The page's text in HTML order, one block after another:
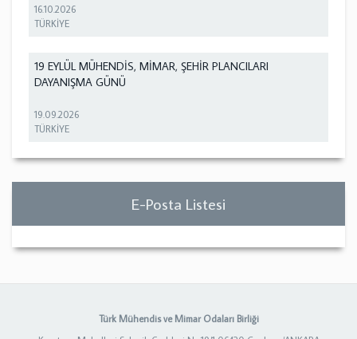
16.10.2026
TÜRKİYE
19 EYLÜL MÜHENDİS, MİMAR, ŞEHİR PLANCILARI
DAYANIŞMA GÜNÜ
19.09.2026
TÜRKİYE
E-Posta Listesi
Türk Mühendis ve Mimar Odaları Birliği